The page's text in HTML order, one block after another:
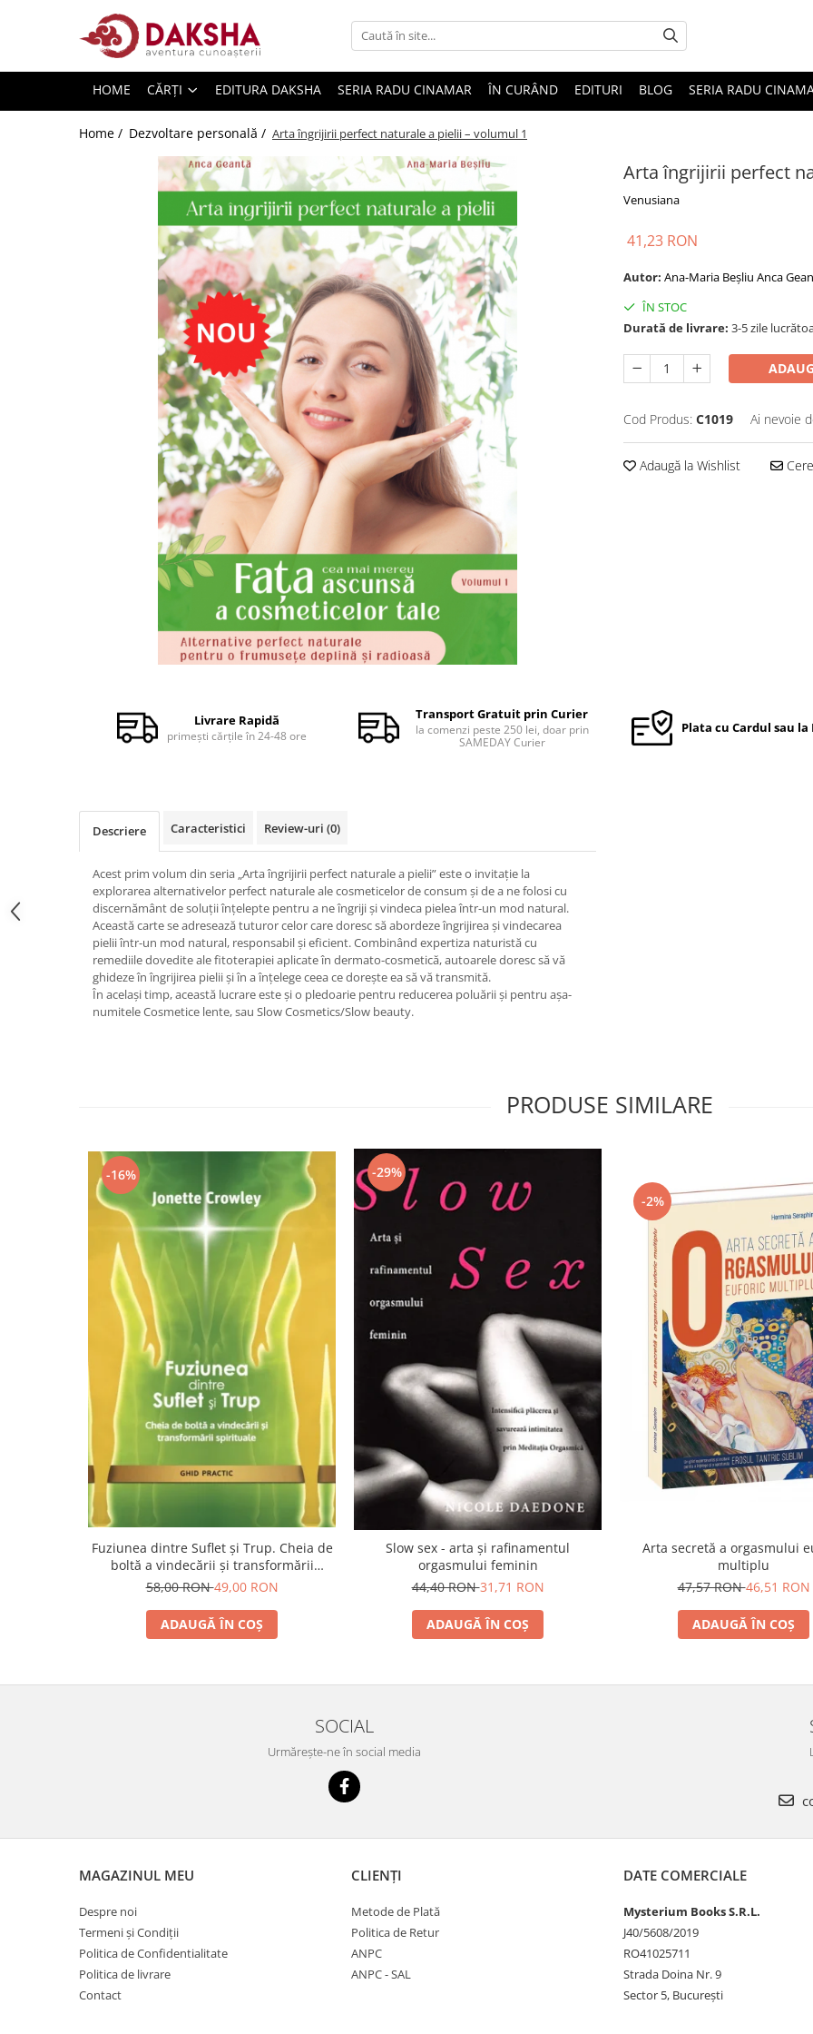
Editura Daksha
Seria Radu Cinamar
Transformare spirituală
Viata după moarte
Relații de cuplu
Erotism
Psihologie practică
Lumea îngerilor
Supă de pui pentru suflet
Spiritualitate şi ştiinţă
HOME CĂRȚI EDITURA DAKSHA SERIA RADU CINAMAR ÎN CURÂND EDITURI BLOG SERIA RADU
Home / Dezvoltare personală / Arta îngrijirii perfect naturale a pielii – volumul 1
Arta îngrijirii perfect
Venusiana
Facebook
41,23 RON
Autor: Ana-Maria Beșliu Anca
ÎN STOC
Durată de livrare: 3-5 zile
Cod Produs: C1019 Ai nevoie
Adaugă la Wishlist
Livrare Rapidă
primești cărțile în 24-48 ore
Transport Gratuit prin Curier
la comenzi peste 250 lei, doar prin
SAMEDAY Curier
Plata cu Cardul sau
Descriere Caracteristici Review-uri (0)
Acest prim volum din seria „Arta îngrijirii perfect naturale a pielii” este o invitație la
explorarea alternativelor perfect naturale ale cosmeticelor de consum și de a ne folosi cu
discernământ de soluții înțelepte pentru a ne îngriji și vindeca pielea într-un mod natural.
Această carte se adresează tuturor celor care doresc să abordeze îngrijirea și vindecarea
pielii într-un mod natural, responsabil și eficient. Combinând expertiza naturistă cu
remediile dovedite ale fitoterapiei aplicate în dermato-cosmetică, autoarele doresc să vă
ghideze în îngrijirea pielii și în a înțelege ceea ce dorește ea să vă transmită.
În același timp, această lucrare este și o pledoarie pentru reducerea poluării și pentru așa-
numitele Cosmetice lente, sau Slow Cosmetics/Slow beauty.
PRODUSE SIMILARE
-16%
Fuziunea dintre Suflet și Trup. Cheia de
boltă a vindecării și transformării
spirituale
58,00 RON49,00 RON
ADAUGĂ ÎN COȘ
-29%
Slow sex - arta şi rafinamentul
orgasmului feminin
44,40 RON31,71 RON
ADAUGĂ ÎN COȘ
-2%
Arta secretă a orgasmului
multiplu
47,57 RON46,51 RON
ADAUGĂ ÎN COȘ
SOCIAL
Urmărește-ne în social media
MAGAZINUL MEU
Despre noi
Termeni și Condiții
Politica de Confidentialitate
Politica de livrare
Contact
CLIENȚI
Metode de Plată
Politica de Retur
ANPC
ANPC - SAL
DATE COMERCIALE
Mysterium Books S.R.L.
J40/5608/2019
RO41025711
Strada Doina Nr. 9
Sector 5, București